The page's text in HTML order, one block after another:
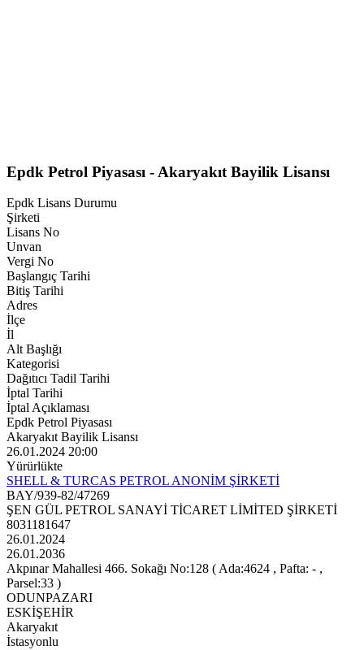
Epdk Petrol Piyasası - Akaryakıt Bayilik Lisansı
Epdk Lisans Durumu
Şirketi
Lisans No
Unvan
Vergi No
Başlangıç Tarihi
Bitiş Tarihi
Adres
İlçe
İl
Alt Başlığı
Kategorisi
Dağıtıcı Tadil Tarihi
İptal Tarihi
İptal Açıklaması
Epdk Petrol Piyasası
Akaryakıt Bayilik Lisansı
26.01.2024 20:00
Yürürlükte
SHELL & TURCAS PETROL ANONİM ŞİRKETİ
BAY/939-82/47269
ŞEN GÜL PETROL SANAYİ TİCARET LİMİTED ŞİRKETİ
8031181647
26.01.2024
26.01.2036
Akpınar Mahallesi 466. Sokağı No:128 ( Ada:4624 , Pafta: - ,
Parsel:33 )
ODUNPAZARI
ESKİŞEHİR
Akaryakıt
İstasyonlu